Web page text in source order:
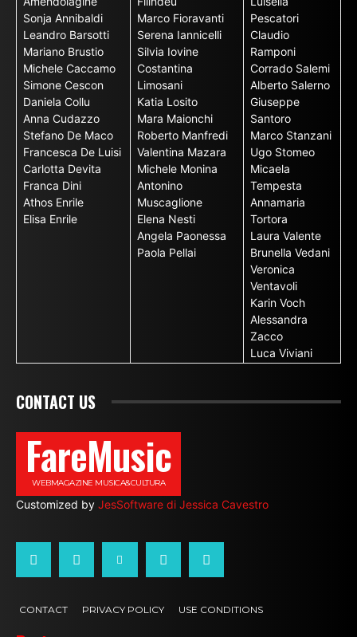
Sonja Annibaldi
Leandro Barsotti
Mariano Brustio
Michele Caccamo
Simone Cescon
Daniela Collu
Anna Cudazzo
Stefano De Maco
Francesca De Luisi
Carlotta Devita
Franca Dini
Athos Enrile
Elisa Enrile
Marco Fioravanti
Serena Iannicelli
Silvia Iovine
Costantina
Limosani
Katia Losito
Mara Maionchi
Roberto Manfredi
Valentina Mazara
Michele Monina
Antonino
Muscaglione
Elena Nesti
Angela Paonessa
Paola Pellai
Pescatori
Claudio
Ramponi
Corrado Salemi
Alberto Salerno
Giuseppe
Santoro
Marco Stanzani
Ugo Stomeo
Micaela
Tempesta
Annamaria
Tortora
Laura Valente
Brunella Vedani
Veronica
Ventavoli
Karin Voch
Alessandra
Zacco
Luca Viviani
CONTACT US
FareMusic
WEBMAGAZINE MUSICA&CULTURA
Customized by JesSoftware di Jessica Cavestro
CONTACT PRIVACY POLICY USE CONDITIONS